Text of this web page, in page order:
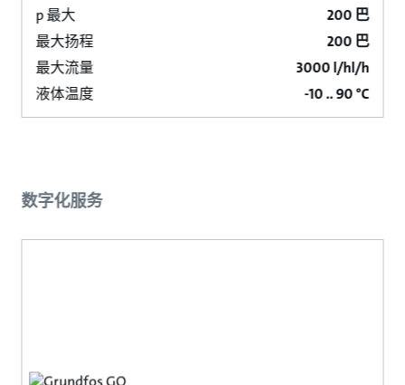
p 最大
200 巴
最大扬程
200 巴
最大流量
3000 l/hl/h
液体温度
-10 .. 90 °C
数字化服务